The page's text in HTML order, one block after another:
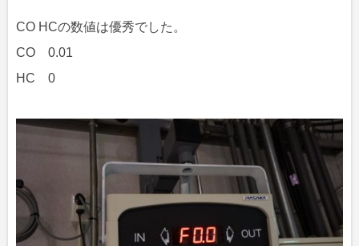
CO HCの数値は優秀でした。
CO 0.01
HC 0